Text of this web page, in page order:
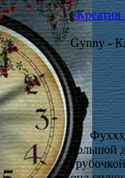
Gynny -
большой